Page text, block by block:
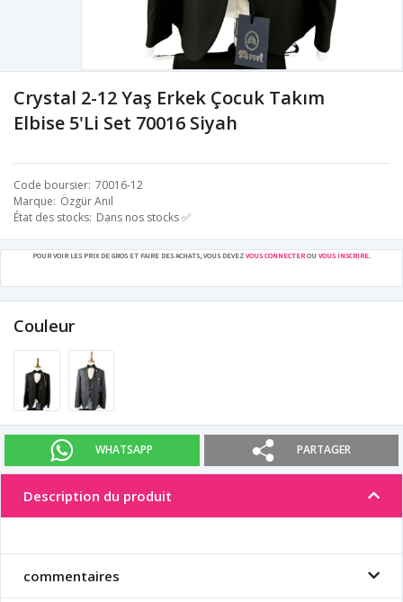
Crystal 2-12 Yaş Erkek Çocuk Takım
Elbise 5'Li Set 70016 Siyah
Code boursier 70016-12
Marque Özgür Anıl
État des stocks Dans nos stocks ✅
POUR VOIR LES PRIX DE GROS ET FAIRE DES ACHATS, VOUS DEVEZ VOUS CONNECTEROU VOUS INSCRIRE
Couleur
WHATSAPP PARTAGER
Description du produit
commentaires